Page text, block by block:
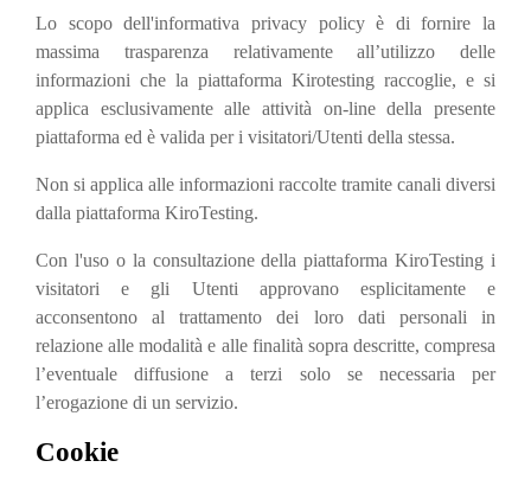
Lo scopo dell'informativa privacy policy è di fornire la
massima trasparenza relativamente all’utilizzo delle
informazioni che la piattaforma Kirotesting raccoglie, e si
applica esclusivamente alle attività on-line della presente
piattaforma ed è valida per i visitatori/Utenti della stessa.
Non si applica alle informazioni raccolte tramite canali diversi
dalla piattaforma KiroTesting.
Con l'uso o la consultazione della piattaforma KiroTesting i
visitatori e gli Utenti approvano esplicitamente e
acconsentono al trattamento dei loro dati personali in
relazione alle modalità e alle finalità sopra descritte, compresa
l’eventuale diffusione a terzi solo se necessaria per
l’erogazione di un servizio.
Cookie